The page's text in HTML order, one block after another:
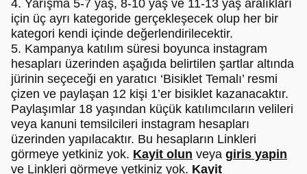
4. Yarışma 5-7 yaş, 8-10 yaş ve 11-13 yaş aralıkları
için üç ayrı kategoride gerçekleşecek olup her bir
kategori kendi içinde değerlendirilecektir.
5. Kampanya katılım süresi boyunca instagram
hesapları üzerinden aşağıda belirtilen şartlar altında
jürinin seçeceği en yaratıcı ‘Bisiklet Temalı’ resmi
çizen ve paylaşan 12 kişi 1’er bisiklet kazanacaktır.
Paylaşımlar 18 yaşından küçük katılımcıların velileri
veya kanuni temsilcileri instagram hesapları
üzerinden yapılacaktır. Bu hesapların Linkleri
görmeye yetkiniz yok. Kayit olun veya giris yapin
ve Linkleri görmeye yetkiniz yok. Kayit